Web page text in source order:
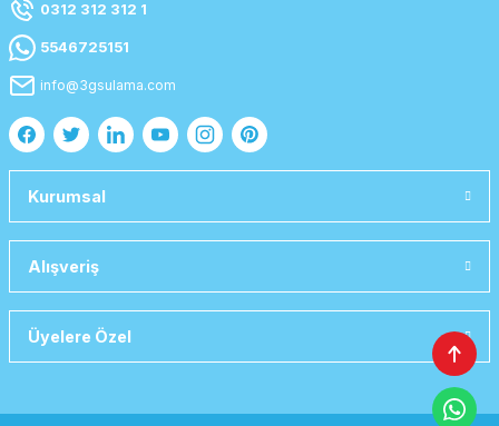
0312 312 312 1
5546725151
info@3gsulama.com
Kurumsal
Alışveriş
Üyelere Özel